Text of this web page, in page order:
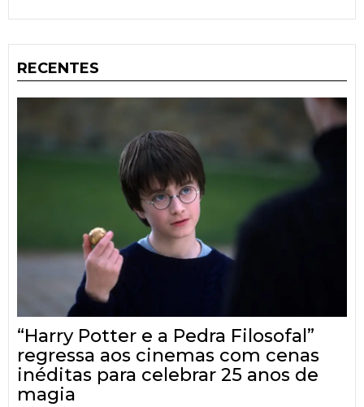
RECENTES
“Harry Potter e a Pedra Filosofal”
regressa aos cinemas com cenas
inéditas para celebrar 25 anos de
magia